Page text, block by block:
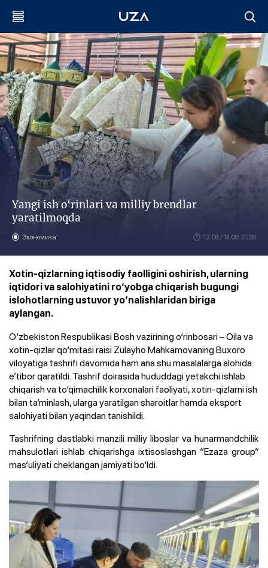
Yangi ish o‘rinlari va milliy brendlar
yaratilmoqda
Экономика 12:08 / 13.06.2026
Xotin-qizlarning iqtisodiy faolligini oshirish, ularning
iqtidori va salohiyatini ro‘yobga chiqarish bugungi
islohotlarning ustuvor yo‘nalishlaridan biriga
aylangan.
O‘zbekiston Respublikasi Bosh vazirining o‘rinbosari – Oila va
xotin-qizlar qo‘mitasi raisi Zulayho Mahkamovaning Buxoro
viloyatiga tashrifi davomida ham ana shu masalalarga alohida
e’tibor qaratildi. Tashrif doirasida hududdagi yetakchi ishlab
chiqarish va to‘qimachilik korxonalari faoliyati, xotin-qizlarni ish
bilan ta’minlash, ularga yaratilgan sharoitlar hamda eksport
salohiyati bilan yaqindan tanishildi.
Tashrifning dastlabki manzili milliy liboslar va hunarmandchilik
mahsulotlari ishlab chiqarishga ixtisoslashgan “Ezaza group”
mas’uliyati cheklangan jamiyati bo‘ldi.